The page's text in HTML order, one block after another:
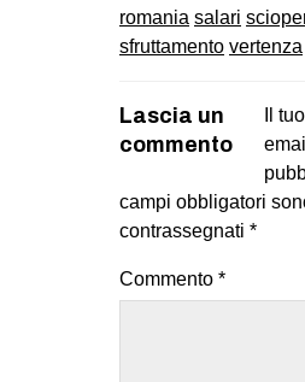
romania salari
sfruttamento vertenza
Lascia un
commento
Il
campi obbligatori
contrassegnati *
Commento *